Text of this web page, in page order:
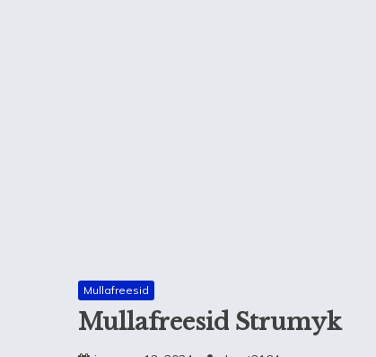
Mullafreesid
Mullafreesid Strumyk